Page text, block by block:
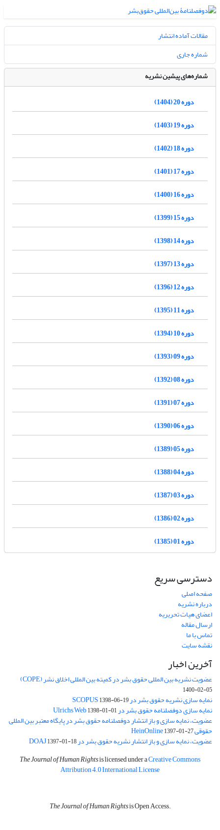
مقالات آماده انتشار
شماره جاری
شماره‌های پیشین نشریه
دوره 20 (1404)
دوره 19 (1403)
دوره 18 (1402)
دوره 17 (1401)
دوره 16 (1400)
دوره 15 (1399)
دوره 14 (1398)
دوره 13 (1397)
دوره 12 (1396)
دوره 11 (1395)
دوره 10 (1394)
دوره 09 (1393)
دوره 08 (1392)
دوره 07 (1391)
دوره 06 (1390)
دوره 05 (1389)
دوره 04 (1388)
دوره 03 (1387)
دوره 02 (1386)
دوره 01 (1385)
دسترسی سریع
صفحه اصلی
درباره نشریه
اعضای هیات تحریریه
ارسال مقاله
تماس با ما
نقشه سایت
آخرین اخبار
عضویت نشریه بین المللی حقوق بشر در کمیته بین المللی اخلاق نشر (COPE)
1400-02-05
نمایه سازی نشریه حقوق بشر در SCOPUS1398-06-19
نمایه سازی دوفصلنامه حقوق بشر در Ulrichs Web1398-01-01
عضویت، نمایه سازی و باز انتشار دوفصلنامه حقوق بشر در پایگاه معتبر بین المللی
حقوقی HeinOnline1397-01-27
عضویت، نمایه سازی و باز انتشار نشریه حقوق بشر در DOAJ1397-01-18
The Journal of Human Rightsis licensed under aCreative Commons
Attribution 4.0 International License
The Journal of Human Rightsis Open Access.